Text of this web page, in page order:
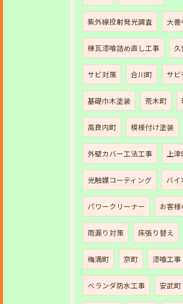
紫外線投射発光調査 大善
棟瓦漆喰詰め直し工事 久
サビ対策 合川町 サビ
基礎巾木塗装 荒木町
高良内町 模様付け塗装
外壁カバー工法工事 上
光触媒コーティング バイ
パワークリーナー お客様
雨漏り対策 床張り替え
梅満町 京町 漆喰工事
ベランダ防水工事 安武町